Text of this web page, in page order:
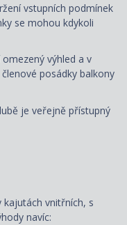
vstupních podmínek
se mohou kdykoli
výhled a v
posádky balkony
je veřejně přístupný
vnitřních, s
navíc: